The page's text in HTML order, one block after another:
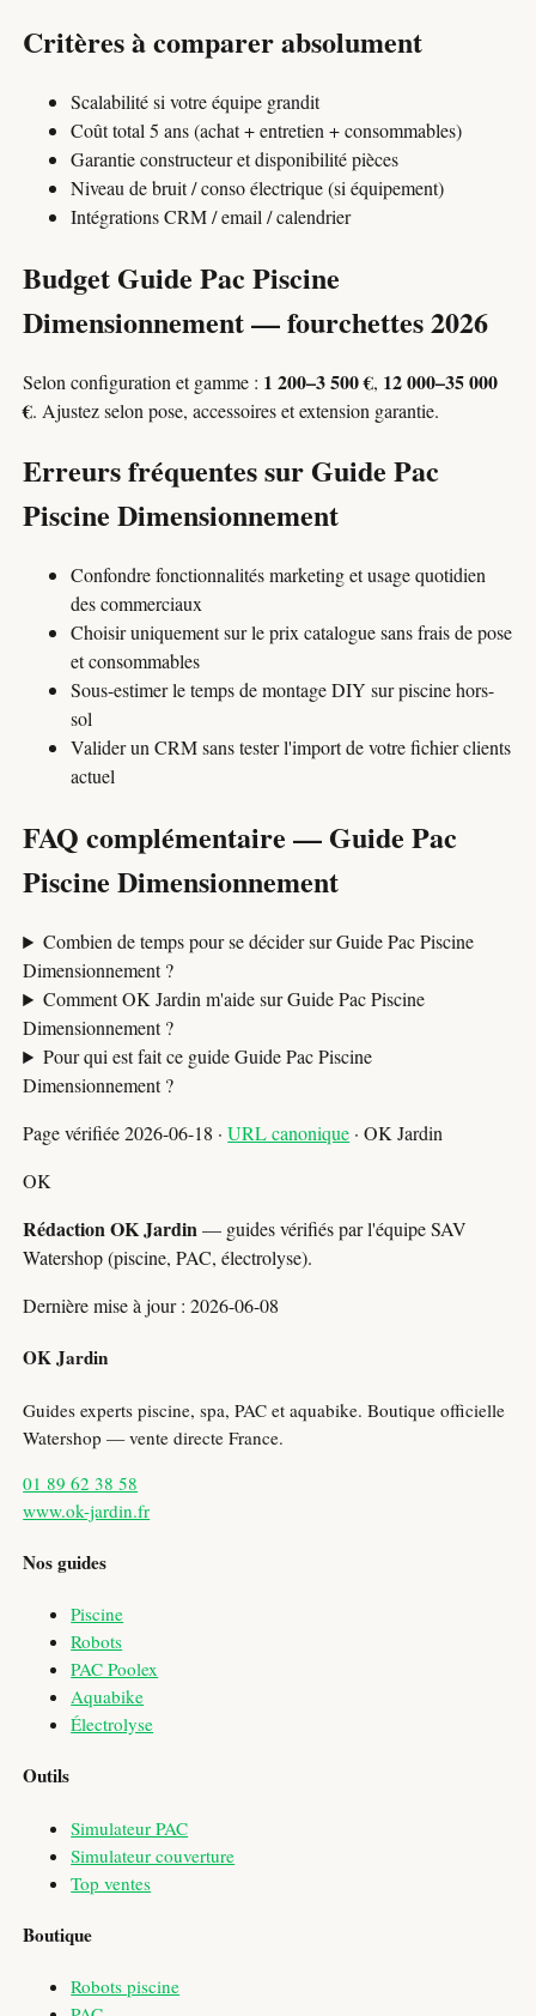
Critères à comparer absolument
Scalabilité si votre équipe grandit
Coût total 5 ans (achat + entretien + consommables)
Garantie constructeur et disponibilité pièces
Niveau de bruit / conso électrique (si équipement)
Intégrations CRM / email / calendrier
Budget Guide Pac Piscine
Dimensionnement — fourchettes 2026
Selon configuration et gamme : 1 200–3 500 €, 12 000–35 000
€. Ajustez selon pose, accessoires et extension garantie.
Erreurs fréquentes sur Guide Pac
Piscine Dimensionnement
Confondre fonctionnalités marketing et usage quotidien
des commerciaux
Choisir uniquement sur le prix catalogue sans frais de pose
et consommables
Sous-estimer le temps de montage DIY sur piscine hors-
sol
Valider un CRM sans tester l'import de votre fichier clients
actuel
FAQ complémentaire — Guide Pac
Piscine Dimensionnement
Combien de temps pour se décider sur Guide Pac Piscine
Dimensionnement ?
Comment OK Jardin m'aide sur Guide Pac Piscine
Dimensionnement ?
Pour qui est fait ce guide Guide Pac Piscine
Dimensionnement ?
Page vérifiée 2026-06-18 ·URL canonique · OK Jardin
OK
Rédaction OK Jardin— guides vérifiés par l'équipe SAV
Watershop (piscine, PAC, électrolyse).
Dernière mise à jour : 2026-06-08
OK Jardin
Guides experts piscine, spa, PAC et aquabike. Boutique officielle
Watershop — vente directe France.
01 89 62 38 58
www.ok-jardin.fr
Nos guides
Piscine
Robots
PAC Poolex
Aquabike
Électrolyse
Outils
Simulateur PAC
Simulateur couverture
Top ventes
Boutique
Robots piscine